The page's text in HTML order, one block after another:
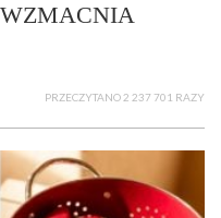
PRZECZYTANO 2 237 701 RAZY